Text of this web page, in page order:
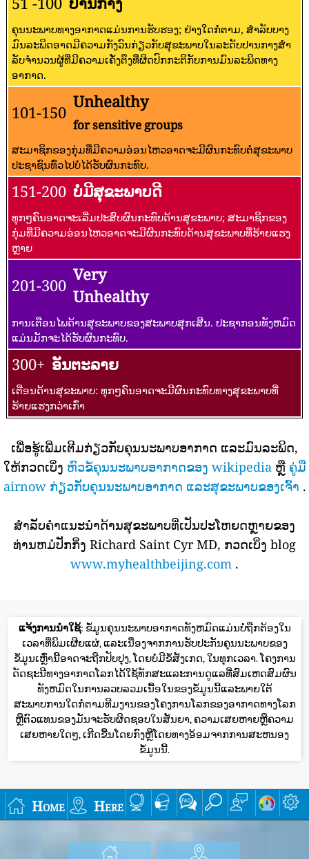
ຄຸນນະພາບທາງອາກາດແມ່ນການຮັບຮອງ; ຢ່າງໃດກໍ່ຕາມ, ສໍາລັບບາງ
ມົນລະພິດອາດມີຄວາມກັງວົນກ່ຽວກັບສຸຂະພາບໃນລະດັບປານກາງສໍາ
ລັບຈໍານວນຜູ້ທີ່ມີຄວາມເຄັ່ງຕຶງທີ່ຜິດປົກກະຕິກັບການມົນລະພິດທາງ
ອາກາດ.
101-150
Unhealthy
for sensitive groups
ສະມາຊິກຂອງກຸ່ມທີ່ມີຄວາມອ່ອນໄຫວອາດຈະມີຜົນກະທົບຕໍ່ສຸຂະພາບ
ປະຊາຊົນທົ່ວໄປບໍ່ໄດ້ຮັບຜົນກະທົບ.
151-200 ບໍ່ມີສຸຂະພາບດີ
ທຸກໆຄົນອາດຈະເລີ່ມປະສົບຜົນກະທົບດ້ານສຸຂະພາບ; ສະມາຊິກຂອງ
ກຸ່ມທີ່ມີຄວາມອ່ອນໄຫວອາດຈະມີຜົນກະທົບດ້ານສຸຂະພາບທີ່ຮ້າຍແຮງ
ຫຼາຍ
201-300
Very
Unhealthy
ການເຕືອນໄພດ້ານສຸຂະພາບຂອງສະພາບສຸກເສີນ. ປະຊາກອນທັງຫມົດ
ແມ່ນມັກຈະໄດ້ຮັບຜົນກະທົບ.
300+ ອັນຕະລາຍ
ເຕືອນດ້ານສຸຂະພາບ: ທຸກໆຄົນອາດຈະມີຜົນກະທົບທາງສຸຂະພາບທີ່
ຮ້າຍແຮງກວ່າເກົ່າ
ເພື່ອຮູ້ເພີ່ມເຕີມກ່ຽວກັບຄຸນນະພາບອາກາດ ແລະມົນລະພິດ,
ໃຫ້ກວດເບິ່ງ ຫົວຂໍ້ຄຸນນະພາບອາກາດຂອງ wikipediaຫຼື ຄູ່ມື
airnow ກ່ຽວກັບຄຸນນະພາບອາກາດ ແລະສຸຂະພາບຂອງເຈົ້າ .
ສໍາລັບຄໍາແນະນໍາດ້ານສຸຂະພາບທີ່ເປັນປະໂຫຍດຫຼາຍຂອງ
ທ່ານຫມໍປັກກິ່ງ Richard Saint Cyr MD, ກວດເບິ່ງ blog
www.myhealthbeijing.com .
ແຈ້ງການນໍາໃຊ້: ຂໍ້ມູນຄຸນນະພາບອາກາດທັງຫມົດແມ່ນບໍ່ຖືກຕ້ອງໃນ
ເວລາທີ່ພິມເຜີຍແຜ່, ແລະເນື່ອງຈາກການຮັບປະກັນຄຸນນະພາບຂອງ
ຂໍ້ມູນເຫຼົ່ານີ້ອາດຈະຖືກປັບປຸງ, ໂດຍບໍ່ມີຂໍ້ສັງເກດ, ໃນທຸກເວລາ. ໂຄງການ
ດັດຊະນີທາງອາກາດໂລກໄດ້ໃຊ້ທັກສະແລະການດູແລທີ່ສົມເຫດສົມຜົນ
ທັງຫມົດໃນການລວບລວມເນື້ອໃນຂອງຂໍ້ມູນນີ້ແລະພາຍໃຕ້
ສະພາບການໃດກໍ່ຕາມທີມງານຂອງໂຄງການໂລກຂອງອາກາດທາງໂລກ
ຫຼືຕົວແທນຂອງມັນຈະຮັບຜິດຊອບໃນສັນຍາ, ຄວາມເສຍຫາຍຫຼືຄວາມ
ເສຍຫາຍໃດໆ, ເກີດຂື້ນໂດຍກົງຫຼືໂດຍທາງອ້ອມຈາກການສະຫນອງ
ຂໍ້ມູນນີ້.
Home Here